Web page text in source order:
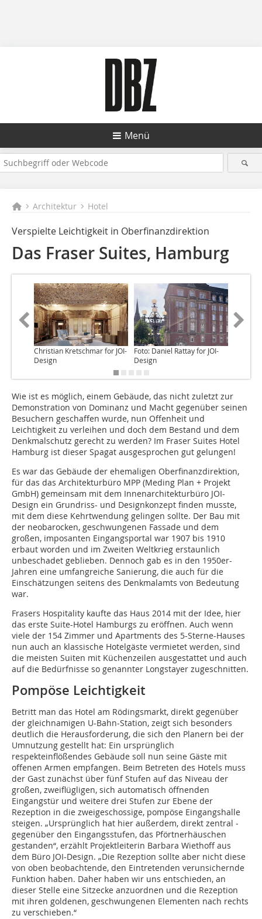
Menü
Architektur Hotel
Verspielte Leichtigkeit in Oberfinanzdirektion
Das Fraser Suites, Hamburg
Christian Kretschmar for JOI-
Design
Foto: Daniel Rattay for JOI-
Design
Wie ist es möglich, einem Gebäude, das nicht zuletzt zur
Demonstration von Dominanz und Macht gegenüber seinen
Besuchern geschaffen wurde, nun Offenheit und
Leichtigkeit zu verleihen und doch dem Bestand und dem
Denkmalschutz gerecht zu werden? Im Fraser Suites Hotel
Hamburg ist dieser Spagat ausgesprochen gut gelungen!
Es war das Gebäude der ehemaligen Oberfinanzdirektion,
für das das Architekturbüro MPP (Meding Plan + Projekt
GmbH) gemeinsam mit dem Innenarchitekturbüro JOI-
Design ein Grundriss- und Designkonzept finden musste,
mit dem diese Kehrtwendung gelingen sollte. Der Bau mit
der neobarocken, geschwungenen Fassade und dem
großen, imposanten Eingangsportal war 1907 bis 1910
erbaut worden und im Zweiten Weltkrieg erstaunlich
unbeschadet geblieben. Dennoch gab es in den 1950er-
Jahren eine umfangreiche Sanierung, die auch für die
Einschätzungen seitens des Denkmalamts von Bedeutung
war.
Frasers Hospitality kaufte das Haus 2014 mit der Idee, hier
das erste Suite-Hotel Hamburgs zu eröffnen. Auch wenn
viele der 154 Zimmer und Apartments des 5-Sterne-Hauses
nun auch an klassische Hotelgäste vermietet werden, sind
die meisten Suiten mit Küchenzeilen ausgestattet und auch
auf die Bedürfnisse so genannter Longstayer zugeschnitten.
Pompöse Leichtigkeit
Betritt man das Hotel am Rödingsmarkt, direkt gegenüber
der gleichnamigen U-Bahn-Station, zeigt sich besonders
deutlich die Herausforderung, die sich den Planern bei der
Umnutzung gestellt hat: Ein ursprünglich
respekteinflößendes Gebäude soll nun seine Gäste mit
offenen Armen empfangen. Beim Betreten des Hotels muss
der Gast zunächst über fünf Stufen auf das Niveau der
großen, zweiflügligen, sich automatisch öffnenden
Eingangstür und weitere drei Stufen zur Ebene der
Rezeption in die zweigeschossige, pompöse Eingangshalle
steigen. „Ursprünglich hat hier außerdem, direkt zentral ­
gegenüber den Eingangsstufen, das Pförtnerhäuschen
gestanden“, erzählt Projektleiterin Barbara Wiethoff aus
dem Büro JOI-Design. „Die Rezeption sollte aber nicht diese
von oben beobachtende, den Eintretenden verunsichernde
Funktion haben. Daher haben wir uns entschieden, an
dieser Stelle eine Sitzecke anzuordnen und die Rezeption
mit ihren goldenen, geschwungenen Elementen nach rechts
zu verschieben.“